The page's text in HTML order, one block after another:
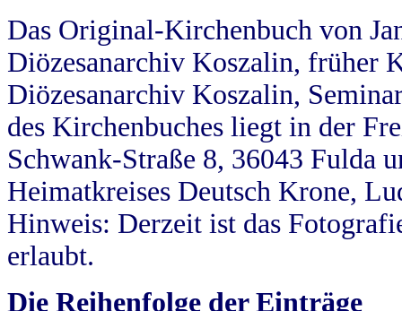
Das Original-Kirchenbuch von
Diözesanarchiv Koszalin, früher
Diözesanarchiv Koszalin,
des Kirchenbuches liegt in der
Schwank-Straße 8, 36043 Fulda
Heimatkreises Deutsch Krone,
Hinweis: Derzeit ist das
erlaubt.
Die Reihenfolge der Einträge